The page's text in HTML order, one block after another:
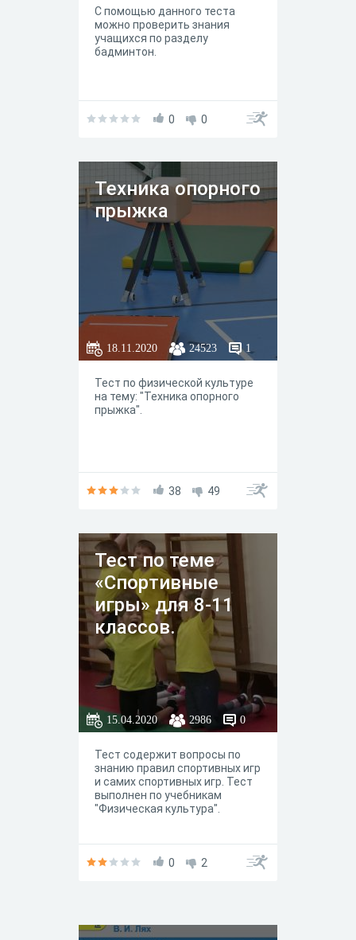
С помощью данного теста
можно проверить знания
учащихся по разделу
бадминтон.
0 0
Техника опорного
прыжка
18.11.2020 24523 1
Тест по физической культуре
на тему: "Техника опорного
прыжка".
38 49
Тест по теме
«Спортивные
игры» для 8-11
классов.
15.04.2020 2986 0
Тест содержит вопросы по
знанию правил спортивных игр
и самих спортивных игр. Тест
выполнен по учебникам
"Физическая культура".
0 2